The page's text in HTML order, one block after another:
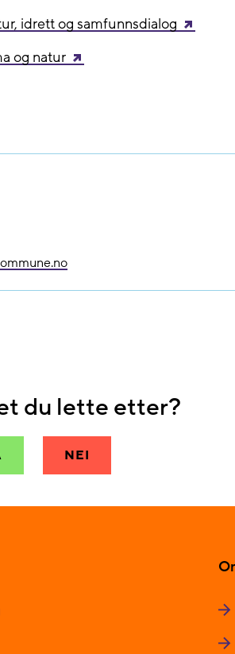
idrett og samfunnsdialog
og natur
du lette etter?
NEI